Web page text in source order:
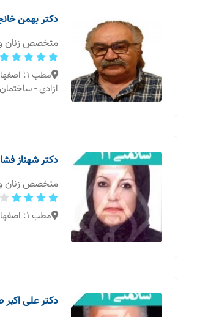
دکتر بهمن
متخصص زنان و
مطب 1:
ازادی -
دکتر شهناز
متخصص زنان و
مطب 1: اصفهان - خیابان فردوسی، اول سید علیخان، کوی شادی
دکتر علی اکبر